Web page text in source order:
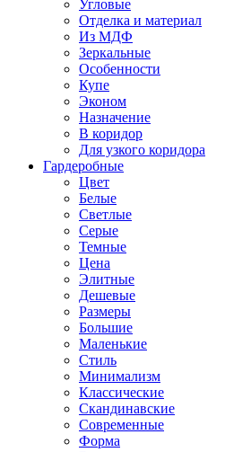
Угловые
Отделка и материал
Из МДФ
Зеркальные
Особенности
Купе
Эконом
Назначение
В коридор
Для узкого коридора
Гардеробные
Цвет
Белые
Светлые
Серые
Темные
Цена
Элитные
Дешевые
Размеры
Большие
Маленькие
Стиль
Минимализм
Классические
Скандинавские
Современные
Форма